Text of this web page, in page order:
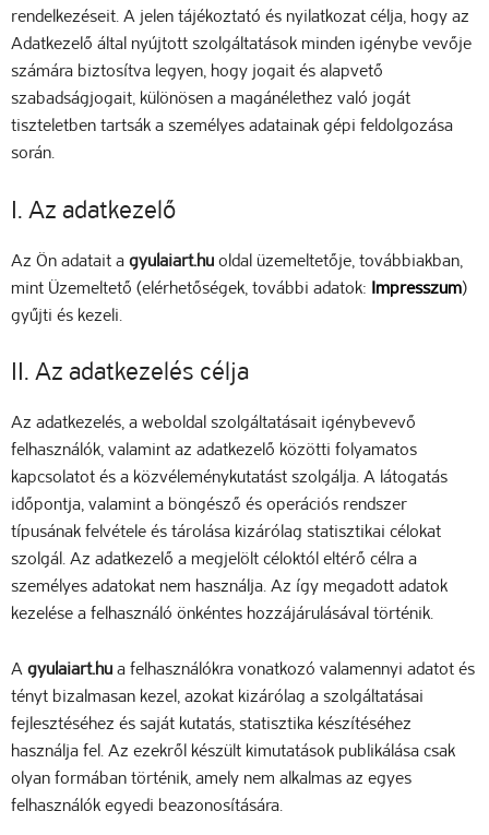
rendelkezéseit. A jelen tájékoztató és nyilatkozat célja, hogy az
Adatkezelő által nyújtott szolgáltatások minden igénybe vevője
számára biztosítva legyen, hogy jogait és alapvető
szabadságjogait, különösen a magánélethez való jogát
tiszteletben tartsák a személyes adatainak gépi feldolgozása
során.
I. Az adatkezelő
Az Ön adatait a gyulaiart.hu oldal üzemeltetője, továbbiakban,
mint Üzemeltető (elérhetőségek, további adatok: Impresszum)
gyűjti és kezeli.
II. Az adatkezelés célja
Az adatkezelés, a weboldal szolgáltatásait igénybevevő
felhasználók, valamint az adatkezelő közötti folyamatos
kapcsolatot és a közvéleménykutatást szolgálja. A látogatás
időpontja, valamint a böngésző és operációs rendszer
típusának felvétele és tárolása kizárólag statisztikai célokat
szolgál. Az adatkezelő a megjelölt céloktól eltérő célra a
személyes adatokat nem használja. Az így megadott adatok
kezelése a felhasználó önkéntes hozzájárulásával történik.
A gyulaiart.hu a felhasználókra vonatkozó valamennyi adatot és
tényt bizalmasan kezel, azokat kizárólag a szolgáltatásai
fejlesztéséhez és saját kutatás, statisztika készítéséhez
használja fel. Az ezekről készült kimutatások publikálása csak
olyan formában történik, amely nem alkalmas az egyes
felhasználók egyedi beazonosítására.